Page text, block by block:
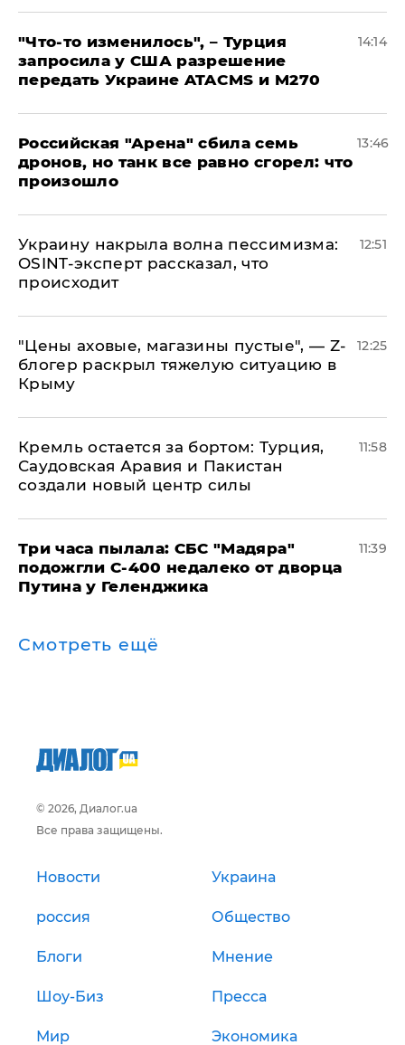
​"Что-то изменилось", – Турция
запросила у США разрешение
передать Украине ATACMS и M270
14:14
​Российская "Арена" сбила семь
дронов, но танк все равно сгорел: что
произошло
13:46
​Украину накрыла волна пессимизма:
OSINT-эксперт рассказал, что
происходит
12:51
​"Цены аховые, магазины пустые", — Z-
блогер раскрыл тяжелую ситуацию в
Крыму
12:25
​Кремль остается за бортом: Турция,
Саудовская Аравия и Пакистан
создали новый центр силы
11:58
Три часа пылала: СБС "Мадяра"
подожгли С-400 недалеко от дворца
Путина у Геленджика
11:39
Смотреть ещё
© 2026, Диалог.ua
Все права защищены.
Новости Украина
россия Общество
Блоги Мнение
Шоу-Биз Пресса
Мир Экономика